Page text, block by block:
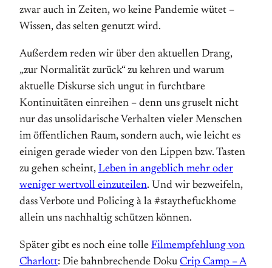
zwar auch in Zeiten, wo keine Pandemie wütet –
Wissen, das selten genutzt wird.
Außerdem reden wir über den aktuellen Drang,
„zur Normalität zurück“ zu kehren und warum
aktuelle Diskurse sich ungut in furchtbare
Kontinuitäten einreihen – denn uns gruselt nicht
nur das unsolidarische Verhalten vieler Menschen
im öffentlichen Raum, sondern auch, wie leicht es
einigen gerade wieder von den Lippen bzw. Tasten
zu gehen scheint, Leben in angeblich mehr oder
weniger wertvoll einzuteilen. Und wir bezweifeln,
dass Verbote und Policing à la #staythefuckhome
allein uns nachhaltig schützen können.
Später gibt es noch eine tolle Filmempfehlung von
Charlott: Die bahnbrechende Doku Crip Camp – A